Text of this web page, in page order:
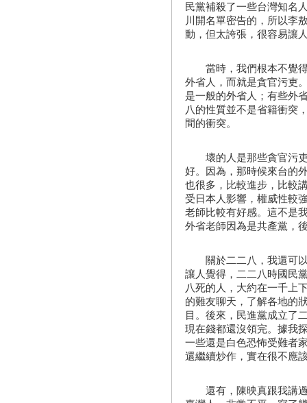
民黨補殺了一些台灣知名
川開名單密告的，所以李
動，但太誇張，很容易讓
當時，我們根本不覺得
外省人，而就是貪官污吏
是一般的外省人；有些外
八的性質並不是省籍衝突
間的衝突。
壞的人是那些貪官污吏
好。因為，那時候來台的
也很多，比較進步，比較
受日本人影響，權威性較
老師比較有好感。這不是
外省老師因為是共產黨，
關於二二八，我還可以
讓人覺得，二二八時國民
八死的人，大約在一千上
的難友聊天，了解各地的
目。後來，民進黨成立了
現在錢都還沒領完。據我
一些還是白色恐怖受難者
還繼續炒作，實在很不應
還有，陳映真跟我講過